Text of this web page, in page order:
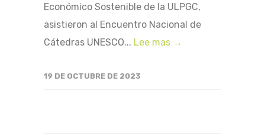
Económico Sostenible de la ULPGC,
asistieron al Encuentro Nacional de
Cátedras UNESCO... Lee mas →
19 DE OCTUBRE DE 2023